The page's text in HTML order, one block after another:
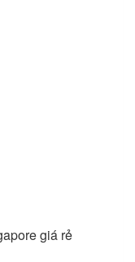
giá rẻ